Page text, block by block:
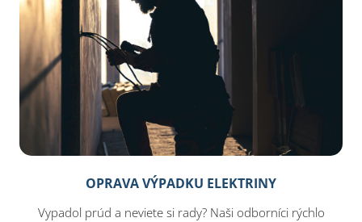
OPRAVA VÝPADKU ELEKTRINY
Vypadol prúd a neviete si rady? Naši odborníci rýchlo